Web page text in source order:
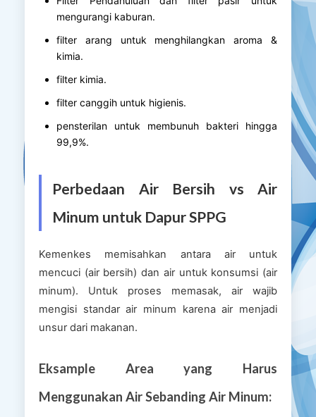
mengurangi kaburan.
filter arang untuk menghilangkan aroma &
kimia.
filter kimia.
filter canggih untuk higienis.
pensterilan untuk membunuh bakteri hingga
99,9%.
Perbedaan Air Bersih vs Air
Minum untuk Dapur SPPG
Kemenkes memisahkan antara air untuk
mencuci (air bersih) dan air untuk konsumsi (air
minum). Untuk proses memasak, air wajib
mengisi standar air minum karena air menjadi
unsur dari makanan.
Eksample Area yang Harus
Menggunakan Air Sebanding Air Minum: